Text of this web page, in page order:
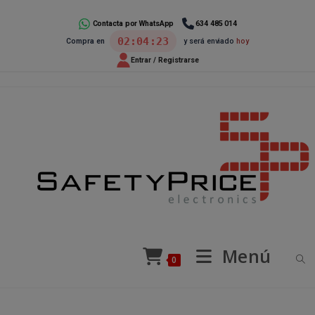
Contacta por WhatsApp
634 485 014
Compra en
02:04:22 y será enviado hoy
Entrar / Registrarse
0 Menú